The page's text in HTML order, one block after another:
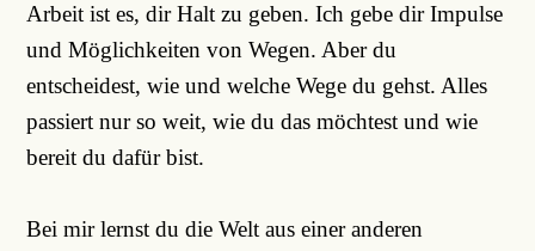
Arbeit ist es, dir Halt zu geben. Ich gebe dir Impulse
und Möglichkeiten von Wegen. Aber du
entscheidest, wie und welche Wege du gehst. Alles
passiert nur so weit, wie du das möchtest und wie
bereit du dafür bist.
Bei mir lernst du die Welt aus einer anderen